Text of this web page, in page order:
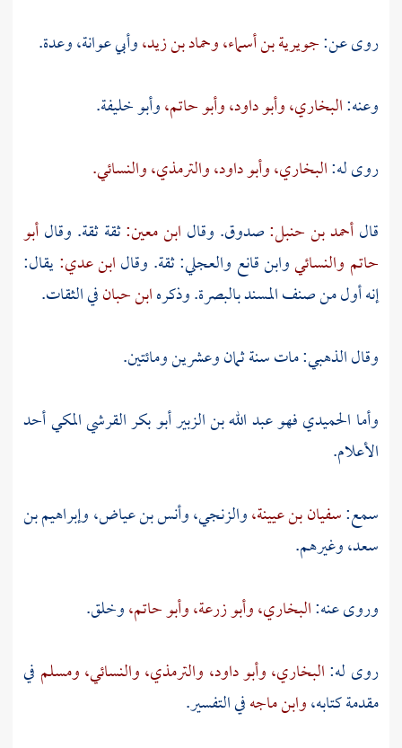
روى عن:جويرية بن أسماء،وحماد بن زيد،وأبي عوانة،وعدة.
وعنه:البخاري،وأبو داود،وأبو حاتم،وأبو خليفة.
روى له:البخاري،وأبو داود،والترمذي،والنسائي.
قالأحمد بن حنبل:صدوق. وقال ابن معين:ثقة ثقة. وقالأبو
حاتم والنسائيوابن قانع والعجلي:ثقة. وقالابن عدي:يقال:
إنه أول من صنف المسندبالبصرة.وذكرهابن حبانفي الثقات.
وقالالذهبي:مات سنة ثمان وعشرين ومائتين.
وأما الحميدي فهو عبد الله بن الزبير أبو بكر القرشي المكيأحد
الأعلام.
سمع:سفيان بن عيينة،والزنجي،وأنس بن عياض،وإبراهيم بن
سعد،وغيرهم.
وروى عنه:البخاري،وأبو زرعة،وأبو حاتم،وخلق.
روى له:البخاري،وأبو داود، والترمذي،والنسائي،ومسلم في
مقدمة كتابه،وابن ماجهفي التفسير.